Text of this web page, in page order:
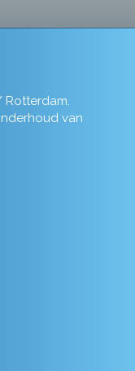
Rotterdam.
van